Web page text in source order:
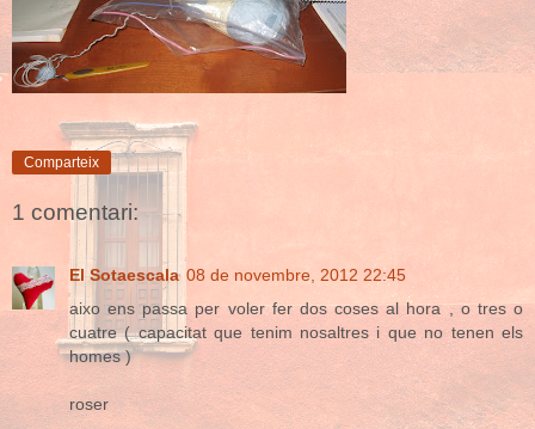
Comparteix
1 comentari:
El Sotaescala 08 de novembre, 2012 22:45
aixo ens passa per voler fer dos coses al hora , o tres o
cuatre ( capacitat que tenim nosaltres i que no tenen els
homes )
roser